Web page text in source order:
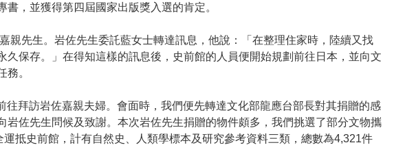
，並獲得第四屆國家出版獎入選的肯定。
先生。岩佐先生委託藍女士轉達訊息，他說：「在整理住家時，陸續又找
保存。」在得知這樣的訊息後，史前館的人員便開始規劃前往日本，並向文
。
拜訪岩佐嘉親夫婦。會面時，我們便先轉達文化部龍應台部長對其捐贈的感
佐先生問候及致謝。本次岩佐先生捐贈的物件頗多，我們挑選了部分文物攜
抵史前館，計有自然史、人類學標本及研究參考資料三類，總數為4,321件